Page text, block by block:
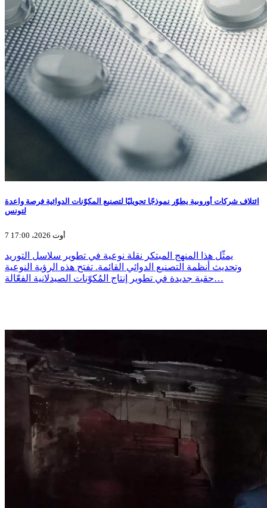
ائتلاف شركات أوروبية يطوّر نموذجًا تحويليًا لتصنيع المكوّنات الدوائية فرصة واعدة
لتونس
7 أوت 2026، 17:00
يمثّل هذا المنهج المبتكر نقلة نوعية في تطوير سلاسل التوريد
وتحديث أنظمة التصنيع الدوائي القائمة. تفتح هذه الرؤية النوعية
حقبة جديدة في تطوير إنتاج المُكوّنات الصيدلانية الفعّالة…